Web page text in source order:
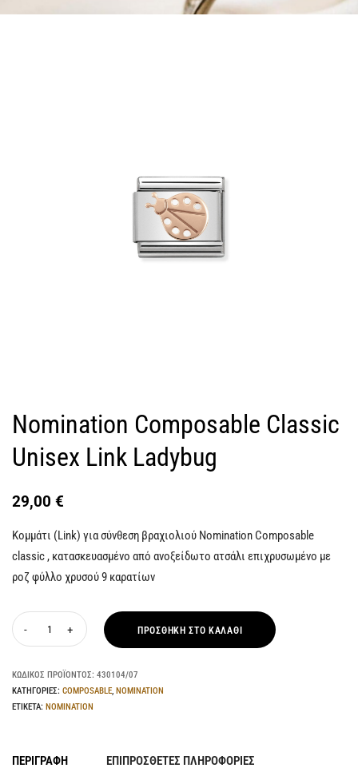
Nomination Composable Classic
Unisex Link Ladybug
29,00 €
Κομμάτι (Link) για σύνθεση βραχιολιού Nomination Composable
classic , κατασκευασμένο από ανοξείδωτο ατσάλι επιχρυσωμένο με
ροζ φύλλο χρυσού 9 καρατίων
ΠΡΟΣΘΉΚΗ ΣΤΟ ΚΑΛΆΘΙ
ΚΩΔΙΚΌΣ ΠΡΟΪΌΝΤΟΣ: 430104/07
ΚΑΤΗΓΟΡΊΕΣ: COMPOSABLE, NOMINATION
ΕΤΙΚΈΤΑ: NOMINATION
ΠΕΡΙΓΡΑΦΉ ΕΠΙΠΡΌΣΘΕΤΕΣ ΠΛΗΡΟΦΟΡΊΕΣ